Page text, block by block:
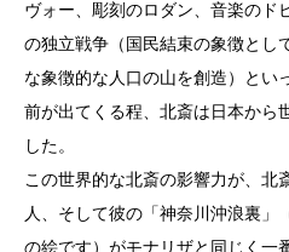
ヴォー、彫刻のロダン、音楽のド
の独立戦争（国民結束の象徴とし
な象徴的な人口の山を創造）とい
前が出てくる程、北斎は日本から
した。
この世界的な北斎の影響力が、北
人、そして彼の「神奈川沖浪裏」
の絵です）がモナリザと同じく一